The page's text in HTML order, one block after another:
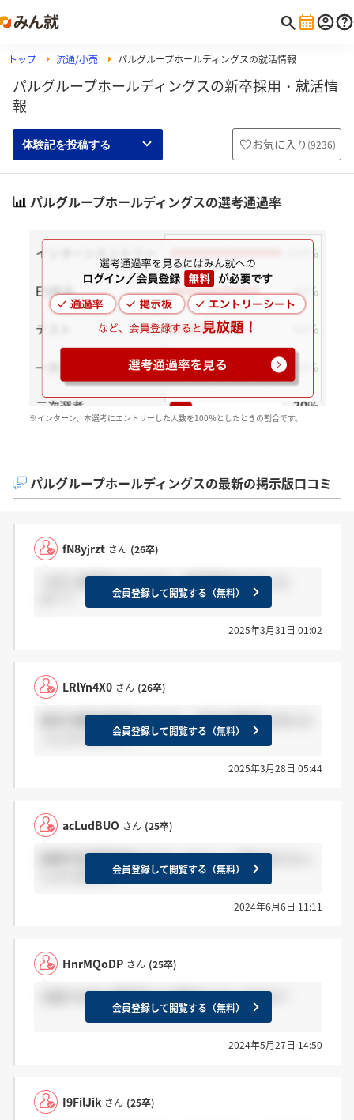
トップ 流通/小売 パルグループホールディングスの就活情報
パルグループホールディングスの新卒採用・就活情
報
体験記を投稿する お気に入り (9236)
パルグループホールディングスの選考通過率
※インターン、本選考にエントリーした人数を100％としたときの割合です。
パルグループホールディングスの最新の掲示版口コミ
fN8yjrzt さん (26卒)
つぎ二次面接なのですが、何回面接ありました
会員登録して閲覧する（無料）
2025年3月31日 01:02
LRlYn4X0 さん (26卒)
東京の最終面接受けた方で、合否の連絡来た方いら
っしゃいますか？会員登録して閲覧する（無料）
2025年3月28日 05:44
acLudBUO さん (25卒)
配属予定事業部及びブランドのメール来た方いらっ
しゃいますか？会員登録して閲覧する（無料）
2024年6月6日 11:11
HnrMQoDP さん (25卒)
大阪で14日に最終受けて連絡きた方いますか？
会員登録して閲覧する（無料）
2024年5月27日 14:50
I9FilJik さん (25卒)